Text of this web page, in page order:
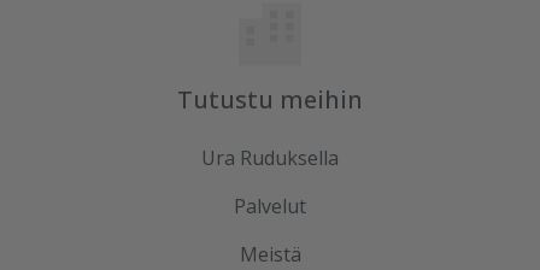
Tutustu meihin
Ura Ruduksella
Palvelut
Meistä